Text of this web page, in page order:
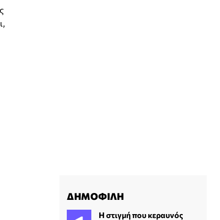
ΔΗΜΟΦΙΛΗ
H στιγμή που κεραυνός